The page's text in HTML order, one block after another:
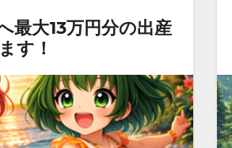
最大13万円分の出産
す！